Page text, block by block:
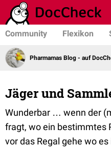
Community Flexikon
Pharmamas Blog - auf
Jäger und
Wunderbar … wenn der
fragt, wo ein bestimmtes
vor das Regal gehe wo